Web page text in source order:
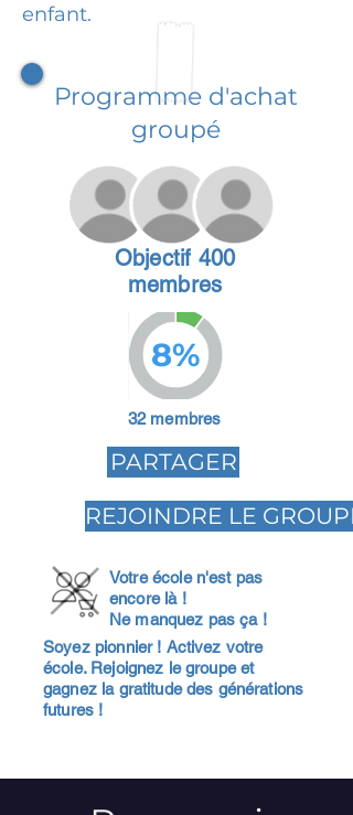
enfant.
Programme d'achat
groupé
Objectif 400
membres
8%
32 membres
PARTAGER
REJOINDRE LE GROUPE
Votre école n'est pas
encore là !
Ne manquez pas ça !
Soyez pionnier ! Activez votre
école. Rejoignez le groupe et
gagnez la gratitude des générations
futures !